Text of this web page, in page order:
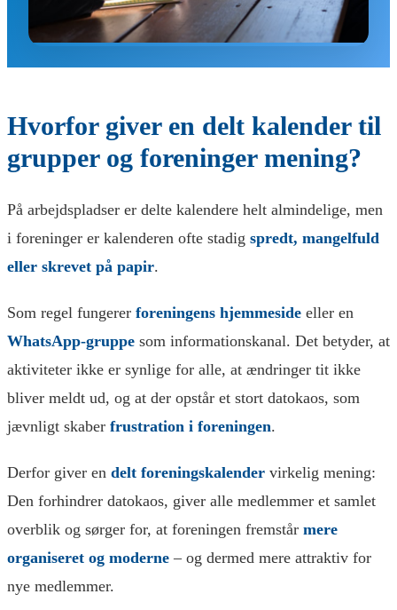
Hvorfor giver en delt kalender til
grupper og foreninger mening?
På arbejdspladser er delte kalendere helt almindelige, men
i foreninger er kalenderen ofte stadig spredt, mangelfuld
eller skrevet på papir.
Som regel fungerer foreningens hjemmeside eller en
WhatsApp-gruppe som informationskanal. Det betyder, at
aktiviteter ikke er synlige for alle, at ændringer tit ikke
bliver meldt ud, og at der opstår et stort datokaos, som
jævnligt skaber frustration i foreningen.
Derfor giver en delt foreningskalender virkelig mening:
Den forhindrer datokaos, giver alle medlemmer et samlet
overblik og sørger for, at foreningen fremstår mere
organiseret og moderne – og dermed mere attraktiv for
nye medlemmer.